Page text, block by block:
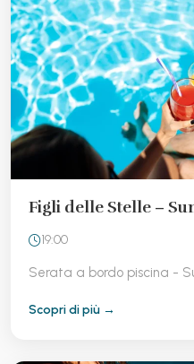
Figli delle Stelle –
19:00
Serata a bordo piscina -
Scopri di più →